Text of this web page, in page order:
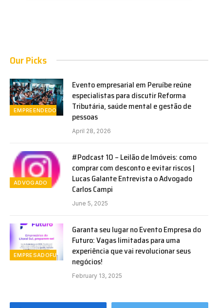
Our Picks
EMPREENDEDORISMO
Evento empresarial em Peruíbe reúne
especialistas para discutir Reforma
Tributária, saúde mental e gestão de
pessoas
April 28, 2026
ADVOGADO
#Podcast 10 – Leilão de Imóveis: como
comprar com desconto e evitar riscos |
Lucas Galante Entrevista o Advogado
Carlos Campi
June 5, 2025
EMPRESADOFUTURO
Garanta seu lugar no Evento Empresa do
Futuro: Vagas limitadas para uma
experiência que vai revolucionar seus
negócios!
February 13, 2025